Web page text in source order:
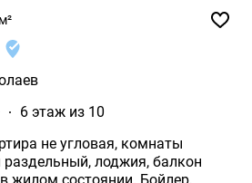
6 этаж из 10
не угловая, комнаты